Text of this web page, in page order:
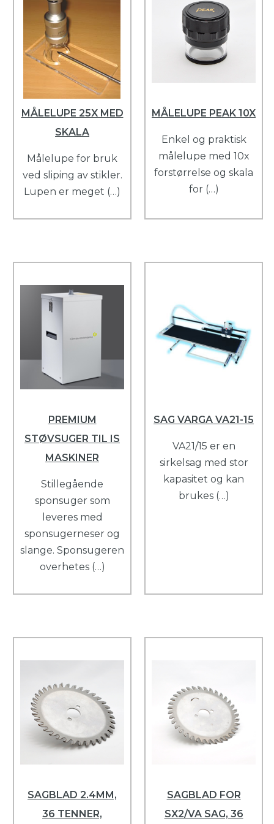
MÅLELUPE 25X MED
SKALA
Målelupe for bruk
ved sliping av stikler.
Lupen er meget (…)
MÅLELUPE PEAK 10X
Enkel og praktisk
målelupe med 10x
forstørrelse og skala
for (…)
PREMIUM
STØVSUGER TIL IS
MASKINER
Stillegående
sponsuger som
leveres med
sponsugerneser og
slange. Sponsugeren
overhetes (…)
SAG VARGA VA21-15
VA21/15 er en
sirkelsag med stor
kapasitet og kan
brukes (…)
SAGBLAD 2.4MM,
36 TENNER,
SAGBLAD FOR
SX2/VA SAG, 36